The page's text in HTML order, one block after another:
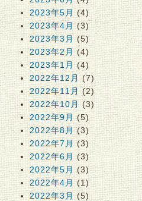
2023年5月(4)
2023年4月(3)
2023年3月(5)
2023年2月 (4)
2023年1月(4)
2022年12月(7)
2022年11月(2)
2022年10月 (3)
2022年9月(5)
2022年8月(3)
2022年7月 (3)
2022年6月 (3)
2022年5月 (3)
2022年4月(1)
2022年3月(5)